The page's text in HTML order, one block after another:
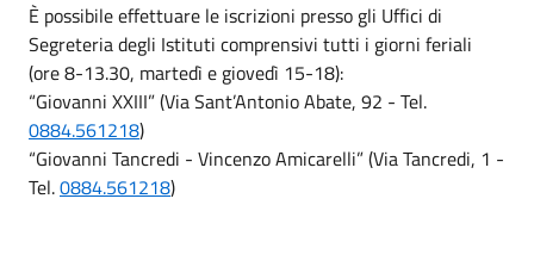
È possibile effettuare le iscrizioni presso gli Uffici di
Segreteria degli Istituti comprensivi tutti i giorni feriali
(ore 8-13.30, martedì e giovedì 15-18):
“Giovanni XXIII” (Via Sant’Antonio Abate, 92 - Tel.
0884.561218)
“Giovanni Tancredi - Vincenzo Amicarelli” (Via Tancredi, 1 -
Tel.0884.561218)